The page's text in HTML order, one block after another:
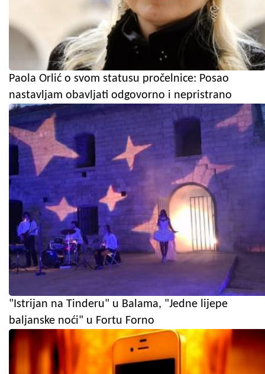
Paola Orlić o svom statusu pročelnice: Posao
nastavljam obavljati odgovorno i nepristrano
"Istrijan na Tinderu" u Balama, "Jedne lijepe
baljanske noći" u Fortu Forno